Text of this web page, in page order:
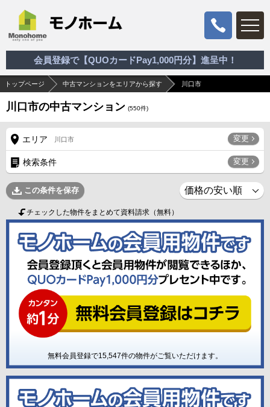
会員登録で【QUOカードPay1,000円分】進呈中！
トップページ 中古マンションをエリアから探す 川口市
川口市の中古マンション (550件)
エリア 川口市 変更
検索条件 変更
この条件を保存
チェックした物件をまとめて資料請求（無料）
無料会員登録で15,547件の物件がご覧いただけます。